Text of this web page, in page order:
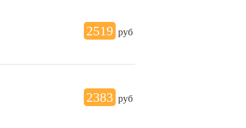
2519 руб
2383 руб